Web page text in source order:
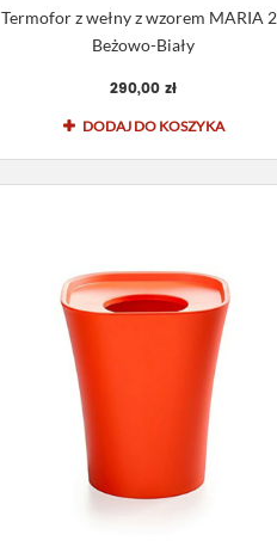
Termofor z wełny z wzorem MARIA
Beżowo-Biały
290,00 zł
DODAJ DO KOSZYKA